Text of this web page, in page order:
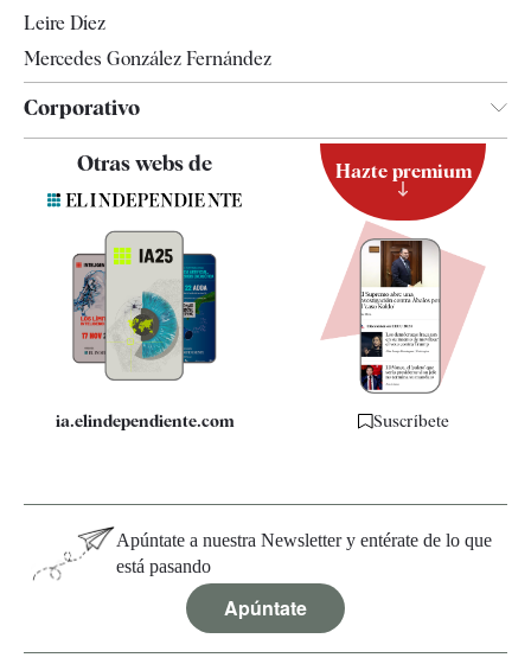
Leire Díez
Mercedes González Fernández
Corporativo
Quiénes somos
Especificaciones
Otras webs de
ia.elindependiente.com
Hazte premium
Suscríbete
Apúntate a nuestra Newsletter y entérate de lo que
está pasando
Apúntate